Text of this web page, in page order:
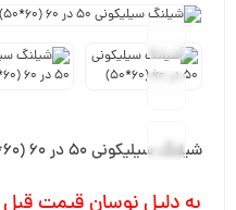
شیلنگ سیلیکونی 50 در 60 (60*50)
به دلیل نوسان قیمت